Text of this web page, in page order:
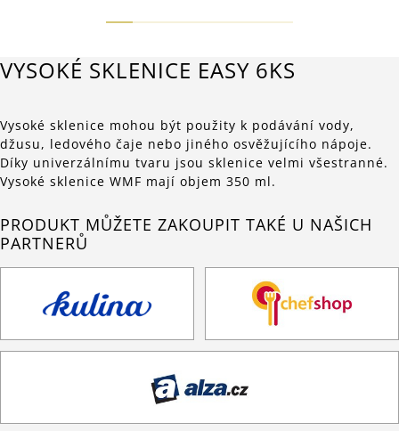
VYSOKÉ SKLENICE EASY 6KS
Vysoké sklenice mohou být použity k podávání vody,
džusu, ledového čaje nebo jiného osvěžujícího nápoje.
Díky univerzálnímu tvaru jsou sklenice velmi všestranné.
Vysoké sklenice WMF mají objem 350 ml.
PRODUKT MŮŽETE ZAKOUPIT TAKÉ U NAŠICH
PARTNERŮ